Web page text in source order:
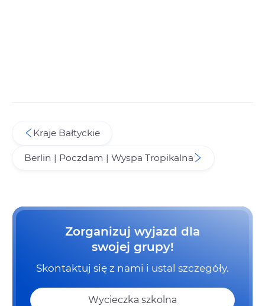
Kraje Bałtyckie
Berlin | Poczdam | Wyspa Tropikalna
Zorganizuj wyjazd dla
swojej grupy!
Skontaktuj się z nami i ustal szczegóły.
Wycieczka szkolna